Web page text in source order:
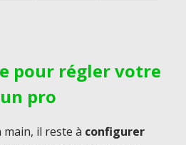
pour régler votre
pro
il reste à configurer